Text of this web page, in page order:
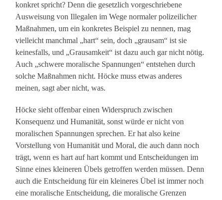
konkret spricht? Denn die gesetzlich vorgeschriebene
Ausweisung von Illegalen im Wege normaler polizeilicher
Maßnahmen, um ein konkretes Beispiel zu nennen, mag
vielleicht manchmal „hart“ sein, doch „grausam“ ist sie
keinesfalls, und „Grausamkeit“ ist dazu auch gar nicht nötig.
Auch „schwere moralische Spannungen“ entstehen durch
solche Maßnahmen nicht. Höcke muss etwas anderes
meinen, sagt aber nicht, was.
Höcke sieht offenbar einen Widerspruch zwischen
Konsequenz und Humanität, sonst würde er nicht von
moralischen Spannungen sprechen. Er hat also keine
Vorstellung von Humanität und Moral, die auch dann noch
trägt, wenn es hart auf hart kommt und Entscheidungen im
Sinne eines kleineren Übels getroffen werden müssen. Denn
auch die Entscheidung für ein kleineres Übel ist immer noch
eine moralische Entscheidung, die moralische Grenzen